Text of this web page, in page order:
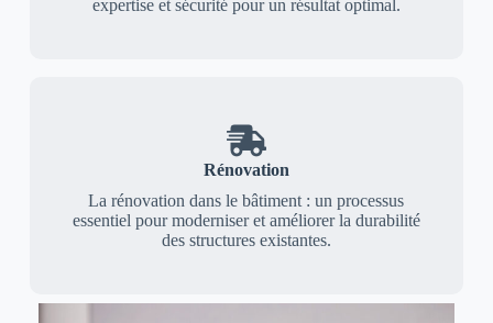
expertise et sécurité pour un résultat optimal.
Rénovation
La rénovation dans le bâtiment : un processus
essentiel pour moderniser et améliorer la durabilité
des structures existantes.